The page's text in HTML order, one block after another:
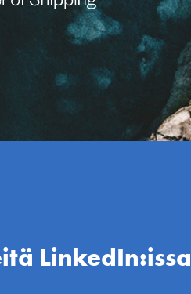
LinkedIn:issa